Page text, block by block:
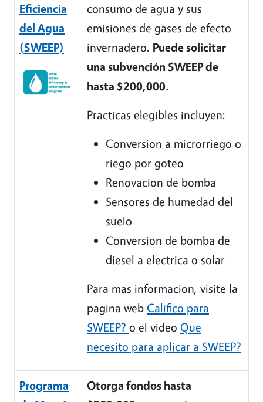
Eficiencia
del Agua
(SWEEP)
consumo de agua y sus
emisiones de gases de efecto
invernadero. Puede solicitar
una subvención SWEEP de
hasta $200,000.
Practicas elegibles incluyen:
Conversion a microrriego o
riego por goteo
Renovacion de bomba
Sensores de humedad del
suelo
Conversion de bomba de
diesel a electrica o solar
Para mas informacion, visite la
pagina web Califico para
SWEEP? o el video Que
necesito para aplicar a SWEEP?
Programa
Otorga fondos hasta